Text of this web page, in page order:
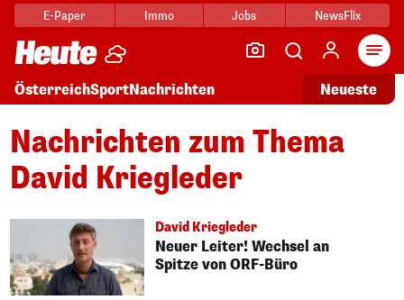
E-Paper Immo Jobs NewsFlix
ÖsterreichSportNachrichten Neueste
Nachrichten zum Thema
David Kriegleder
David Kriegleder
Neuer Leiter! Wechsel an
Spitze von ORF-Büro